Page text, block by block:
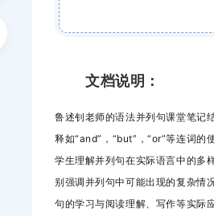
文档说明：
鲁述钊老师的语法并列句课堂笔记
释如“and”，“but”，“or”等连词的
学生理解并列句在实际语言中的多
别强调并列句中可能出现的复杂情
句的学习与阅读理解、写作等实际